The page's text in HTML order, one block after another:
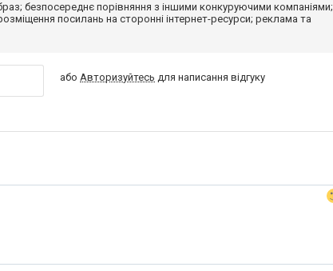
безпосереднє порівняння з іншими конкуруючими компаніями;
посилань на сторонні інтернет-ресурси; реклама та
абоАвторизуйтесь для написання відгуку